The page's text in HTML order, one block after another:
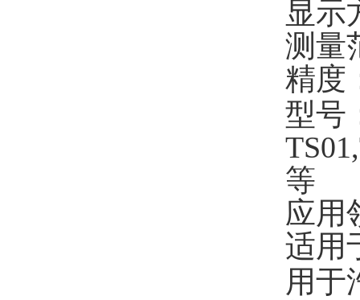
显示
测量
精度
型号
等
应用
适用
用于